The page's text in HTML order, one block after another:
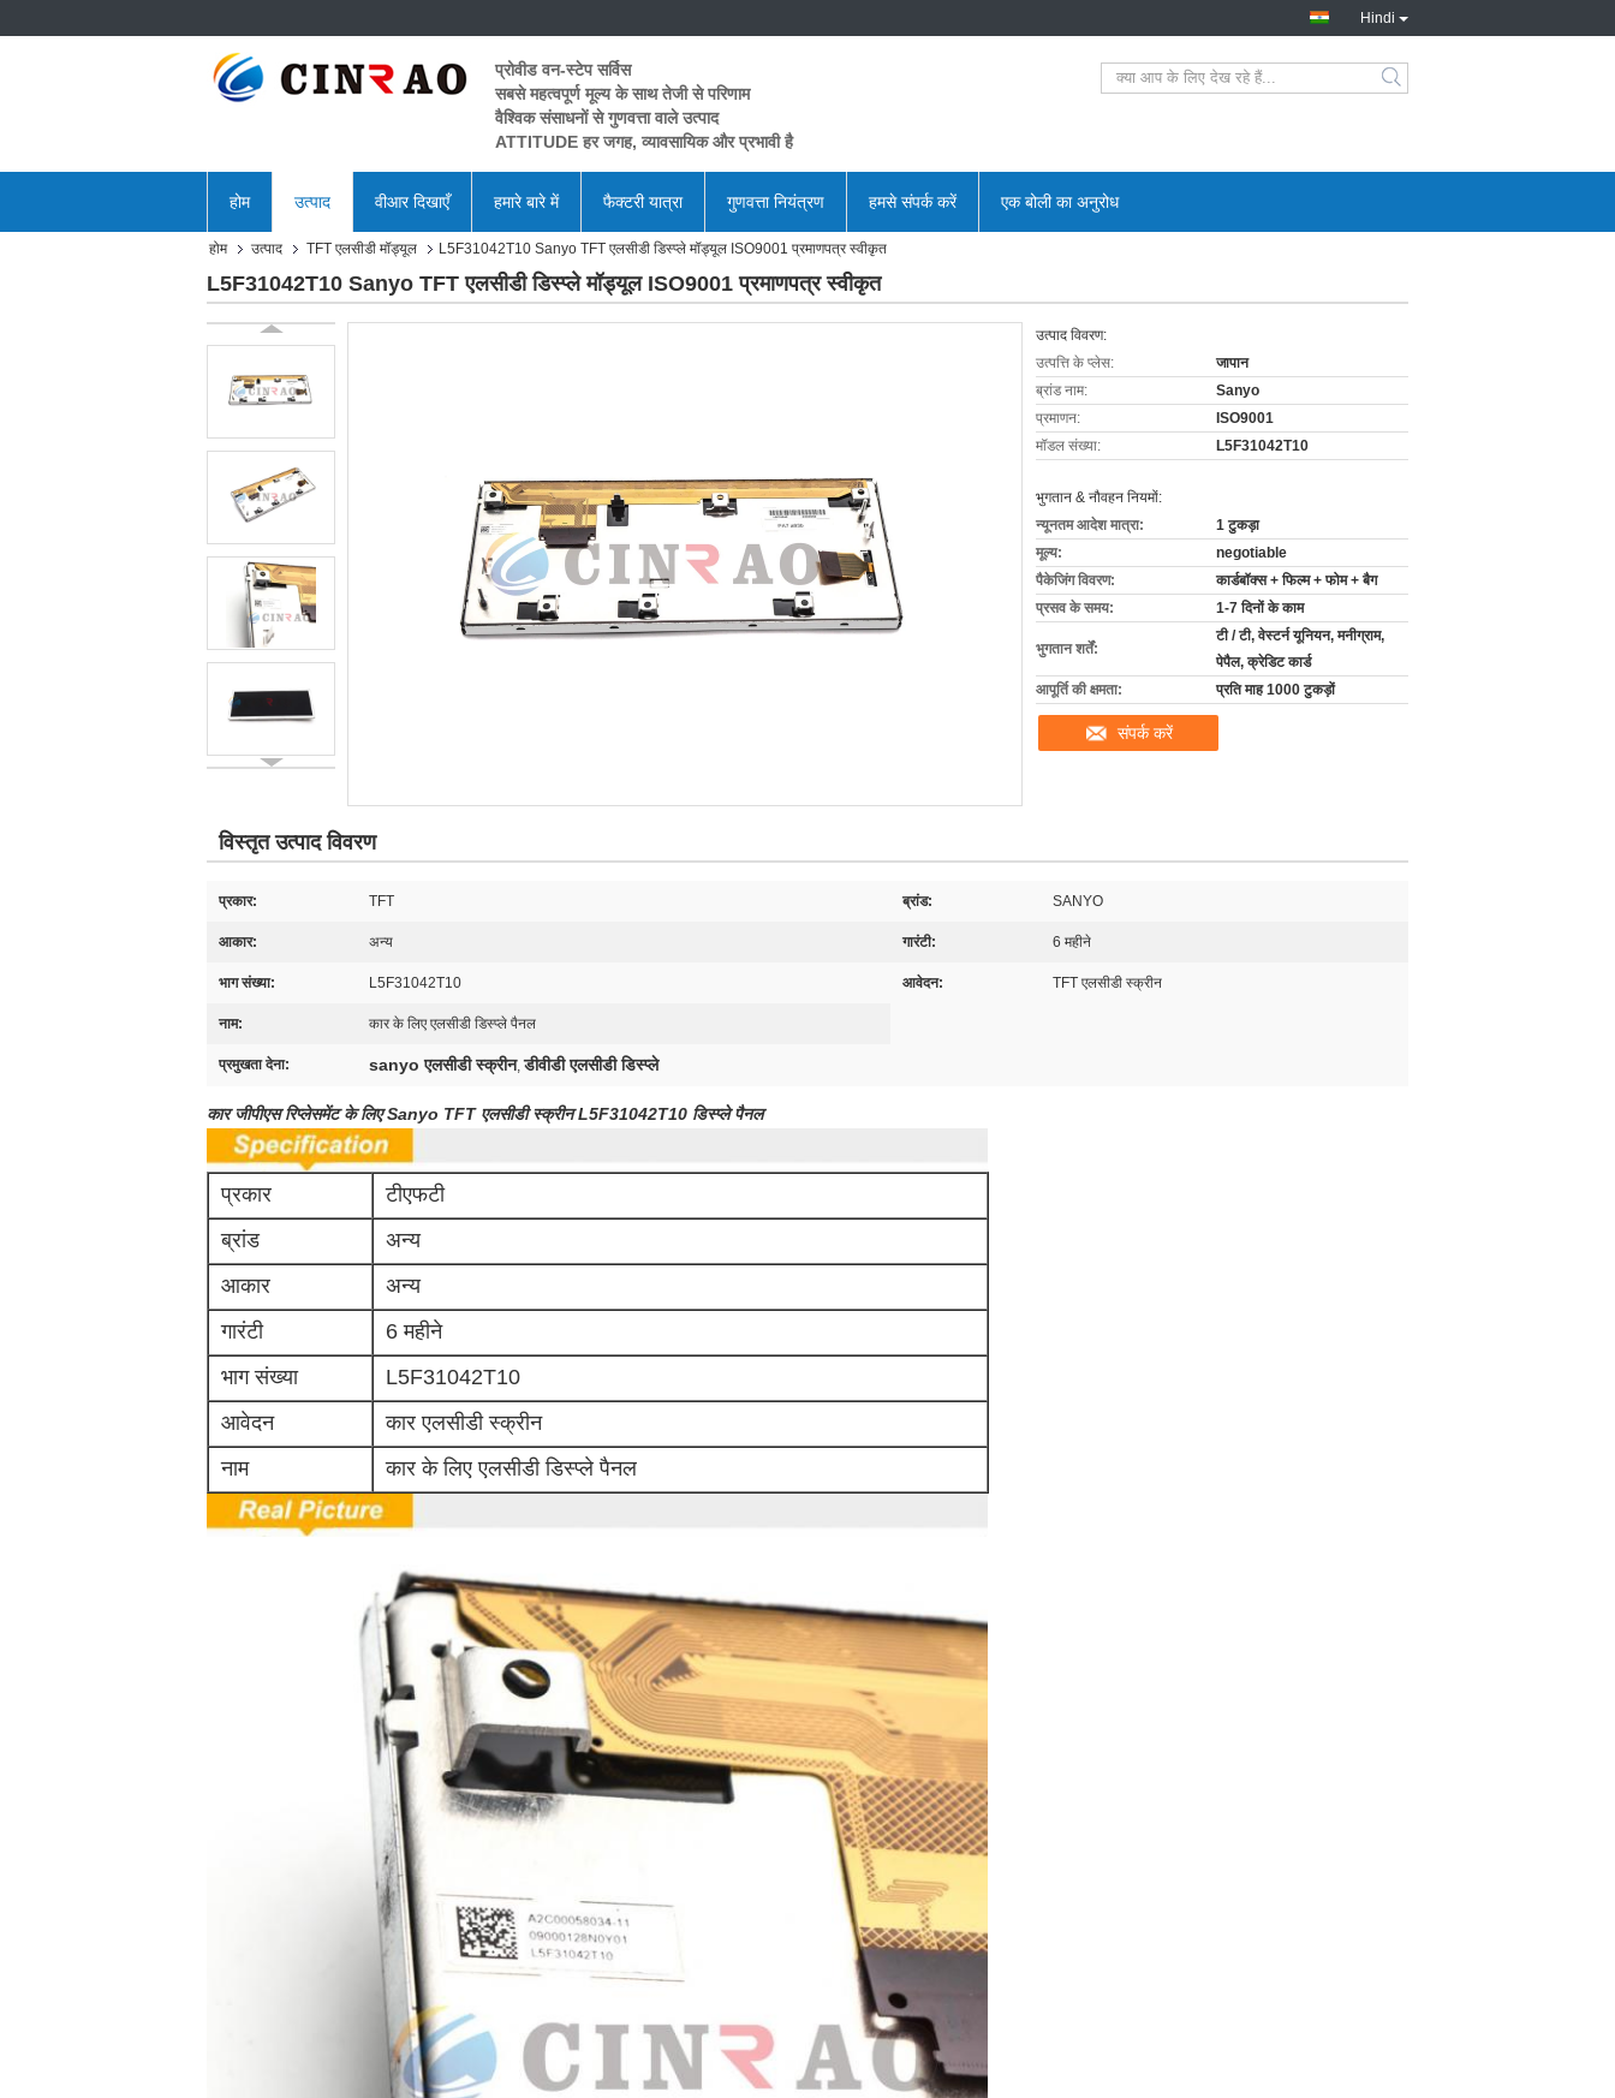
Hindi
प्रोवीड वन-स्टेप सर्विस
सबसे महत्वपूर्ण मूल्य के साथ तेजी से परिणाम
वैश्विक संसाधनों से गुणवत्ता वाले उत्पाद
ATTITUDE हर जगह, व्यावसायिक और प्रभावी है
होम उत्पाद वीआर दिखाएँ हमारे बारे में फैक्टरी यात्रा गुणवत्ता नियंत्रण हमसे संपर्क करें एक बोली का अनुरोध
होम उत्पाद TFT एलसीडी मॉड्यूल L5F31042T10 Sanyo TFT एलसीडी डिस्प्ले मॉड्यूल ISO9001 प्रमाणपत्र स्वीकृत
L5F31042T10 Sanyo TFT एलसीडी डिस्प्ले मॉड्यूल ISO9001 प्रमाणपत्र स्वीकृत
उत्पाद विवरण:
उत्पत्ति के प्लेस:
जापान
ब्रांड नाम:
Sanyo
प्रमाणन:
ISO9001
मॉडल संख्या:
L5F31042T10
भुगतान & नौवहन नियमों:
न्यूनतम आदेश मात्रा:
1 टुकड़ा
मूल्य:
negotiable
पैकेजिंग विवरण:
कार्डबॉक्स + फिल्म + फोम + बैग
प्रसव के समय:
1-7 दिनों के काम
भुगतान शर्तें:
टी / टी, वेस्टर्न यूनियन, मनीग्राम,
पेपैल, क्रेडिट कार्ड
आपूर्ति की क्षमता:
प्रति माह 1000 टुकड़ों
संपर्क करें
विस्तृत उत्पाद विवरण
प्रकार: TFT ब्रांड: SANYO
आकार: अन्य गारंटी: 6 महीने
भाग संख्या: L5F31042T10 आवेदन: TFT एलसीडी स्क्रीन
नाम: कार के लिए एलसीडी डिस्प्ले पैनल
प्रमुखता देना: sanyo एलसीडी स्क्रीन,डीवीडी एलसीडी डिस्प्ले
कार जीपीएस रिप्लेसमेंट के लिए Sanyo TFT एलसीडी स्क्रीन L5F31042T10 डिस्प्ले पैनल
प्रकार
टीएफटी
ब्रांड
अन्य
आकार
अन्य
गारंटी
6 महीने
भाग संख्या
L5F31042T10
आवेदन
कार एलसीडी स्क्रीन
नाम
कार के लिए एलसीडी डिस्प्ले पैनल